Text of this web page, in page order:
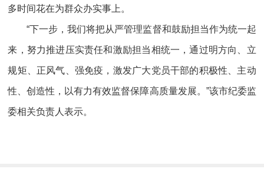
多时间花在为群众办实事上。
“下一步，我们将把从严管理监督和鼓励担当作为统一起
来，努力推进压实责任和激励担当相统一，通过明方向、立
规矩、正风气、强免疫，激发广大党员干部的积极性、主动
性、创造性，以有力有效监督保障高质量发展。”该市纪委监
委相关负责人表示。